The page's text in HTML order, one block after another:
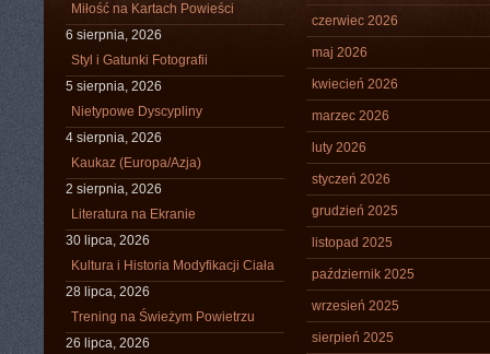
Miłość na Kartach Powieści
6 sierpnia, 2026
Styl i Gatunki Fotografii
5 sierpnia, 2026
Nietypowe Dyscypliny
4 sierpnia, 2026
Kaukaz (Europa/Azja)
2 sierpnia, 2026
Literatura na Ekranie
30 lipca, 2026
Kultura i Historia Modyfikacji Ciała
28 lipca, 2026
Trening na Świeżym Powietrzu
26 lipca, 2026
czerwiec 2026
maj 2026
kwiecień 2026
marzec 2026
luty 2026
styczeń 2026
grudzień 2025
listopad 2025
październik 2025
wrzesień 2025
sierpień 2025